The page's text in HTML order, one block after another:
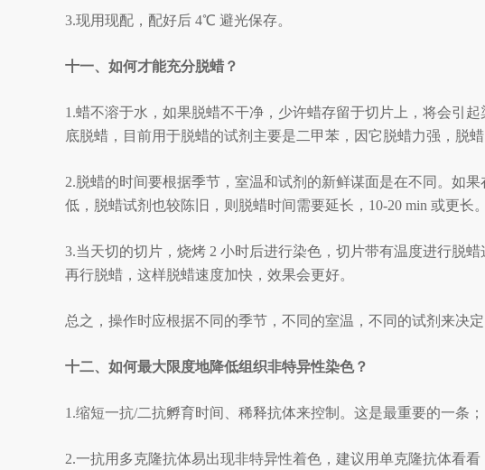
3.现用现配，配好后 4℃ 避光保存。
十一、如何才能充分脱蜡？
1.蜡不溶于水，如果脱蜡不干净，少许蜡存留于切片上，将会引
底脱蜡，目前用于脱蜡的试剂主要是二甲苯，因它脱蜡力强，脱蜡
2.脱蜡的时间要根据季节，室温和试剂的新鲜谋面是在不同。如
低，脱蜡试剂也较陈旧，则脱蜡时间需要延长，10-20 min 或更长。
3.当天切的切片，烧烤 2 小时后进行染色，切片带有温度进行脱
再行脱蜡，这样脱蜡速度加快，效果会更好。
总之，操作时应根据不同的季节，不同的室温，不同的试剂来决
十二、如何最大限度地降低组织非特异性染色？
1.缩短一抗/二抗孵育时间、稀释抗体来控制。这是最重要的一条；
2.一抗用多克隆抗体易出现非特异性着色，建议用单克隆抗体看看